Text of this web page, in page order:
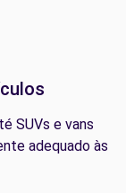
SUVs e vans
adequado às